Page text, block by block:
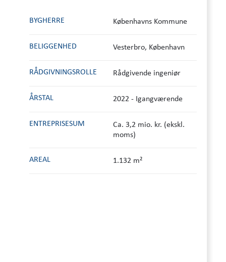
BYGHERRE Københavns Kommune
BELIGGENHED Vesterbro, København
RÅDGIVNINGS­ROLLE Rådgivende ingeniør
ÅRSTAL 2022 - Igangværende
ENTREPRISESUM
Ca. 3,2 mio. kr. (ekskl.
moms)
AREAL 1.132 m²